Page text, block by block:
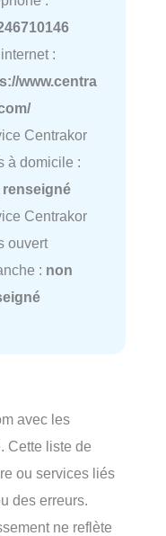
:
www.centra
Centrakor
à domicile :
renseigné
Centrakor
ouvert
: non
avec les
Cette liste de
ou services liés
des erreurs.
ne reflète